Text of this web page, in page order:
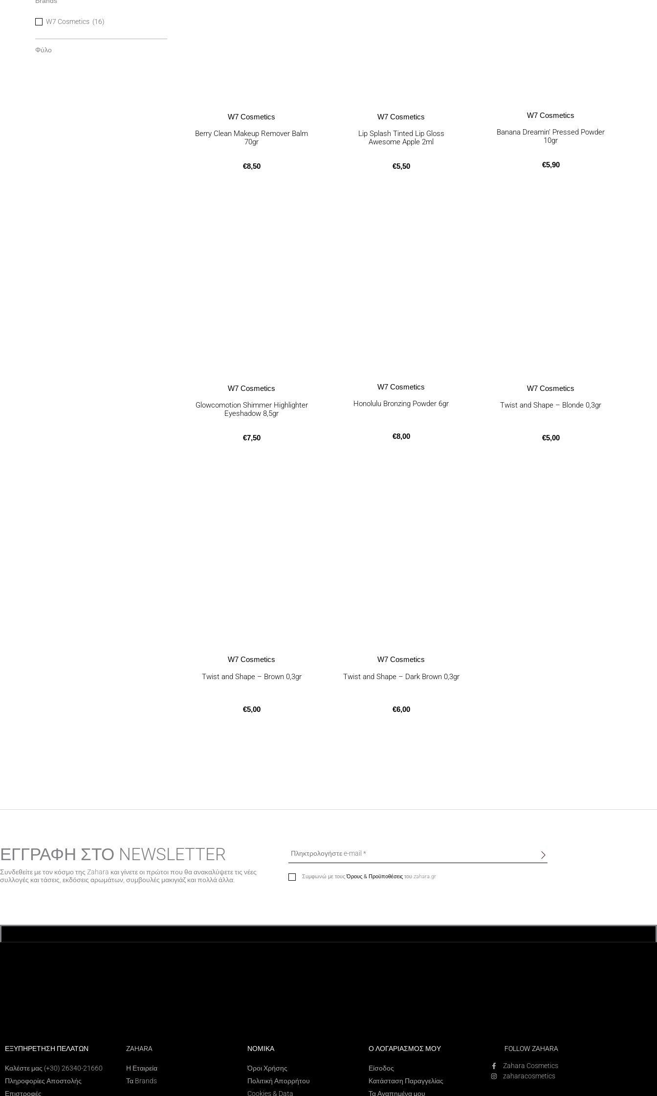
W7 Cosmetics (16)
Φύλο
W7 Cosmetics
Berry Clean Makeup Remover Balm
70gr
€8,50
W7 Cosmetics
Lip Splash Tinted Lip Gloss
Awesome Apple 2ml
€5,50
W7 Cosmetics
Banana Dreamin’ Pressed Powder
10gr
€5,90
W7 Cosmetics
Glowcomotion Shimmer Highlighter
Eyeshadow 8,5gr
€7,50
W7 Cosmetics
Honolulu Bronzing Powder 6gr
€8,00
W7 Cosmetics
Twist and Shape – Blonde 0,3gr
€5,00
W7 Cosmetics
Twist and Shape – Brown 0,3gr
€5,00
W7 Cosmetics
Twist and Shape – Dark Brown 0,3gr
€6,00
ΕΓΓΡΑΦΗ ΣΤΟ NEWSLETTER
Συνδεθείτε με τον κόσμο της Zahara και γίνετε οι πρώτοι που θα ανακαλύψετε τις νέες
συλλογές και τάσεις, εκδόσεις αρωμάτων, συμβουλές μακιγιάζ και πολλά άλλα.
Συμφωνώ με τουςΌρους & Προϋποθέσεις του zahara.gr
ΕΞΥΠΗΡΕΤΗΣΗ ΠΕΛΑΤΩΝ
Καλέστε μας (+30) 26340-21660
Πληροφορίες Αποστολής
Επιστροφές
ZAHARA
Η Εταιρεία
Τα Brands
ΝΟΜΙΚΑ
Όροι Χρήσης
Πολιτική Απορρήτου
Cookies & Data
Ο ΛΟΓΑΡΙΑΣΜΟΣ ΜΟΥ
Είσοδος
Κατάσταση Παραγγελίας
Τα Αγαπημένα μου
FOLLOW ZAHARA
Zahara Cosmetics
zaharacosmetics